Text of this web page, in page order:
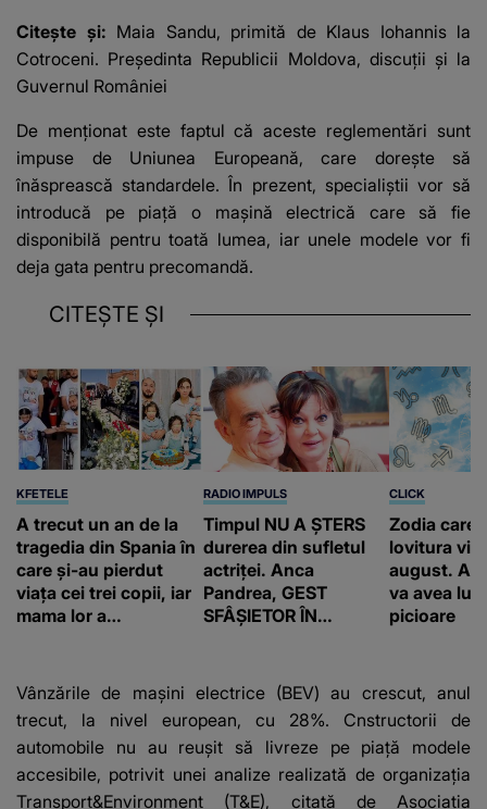
Citește și: Maia Sandu, primită de Klaus Iohannis la
Cotroceni. Președinta Republicii Moldova, discuții și la
Guvernul României
De menționat este faptul că aceste reglementări sunt
impuse de Uniunea Europeană, care dorește să
înăsprească standardele. În prezent, specialiștii vor să
introducă pe piață o mașină electrică care să fie
disponibilă pentru toată lumea, iar unele modele vor fi
deja gata pentru precomandă.
CITEȘTE ȘI
KFETELE
A trecut un an de la
tragedia din Spania în
care și-au pierdut
viața cei trei copii, iar
mama lor a…
RADIO IMPULS
Timpul NU A ȘTERS
durerea din sufletul
actriței. Anca
Pandrea, GEST
SFÂȘIETOR ÎN
copleșitor. Pe măsură
ce trece timpul
parcă..."
CLICK
Zodia care
lovitura
august.
va avea
picioare
Vânzările de maşini electrice (BEV) au crescut, anul
trecut, la nivel european, cu 28%. Cnstructorii de
automobile nu au reuşit să livreze pe piaţă modele
accesibile, potrivit unei analize realizată de organizaţia
Transport&Environment (T&E), citată de Asociaţia